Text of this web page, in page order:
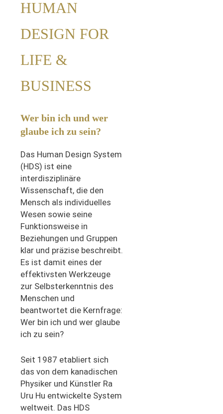
HUMAN
DESIGN FOR
LIFE &
BUSINESS
Wer bin ich und wer
glaube ich zu sein?
Das Human Design System
(HDS) ist eine
interdisziplinäre
Wissenschaft, die den
Mensch als individuelles
Wesen sowie seine
Funktionsweise in
Beziehungen und Gruppen
klar und präzise beschreibt.
Es ist damit eines der
effektivsten Werkzeuge
zur Selbsterkenntnis des
Menschen und
beantwortet die Kernfrage:
Wer bin ich und wer glaube
ich zu sein?
Seit 1987 etabliert sich
das von dem kanadischen
Physiker und Künstler Ra
Uru Hu entwickelte System
weltweit. Das HDS